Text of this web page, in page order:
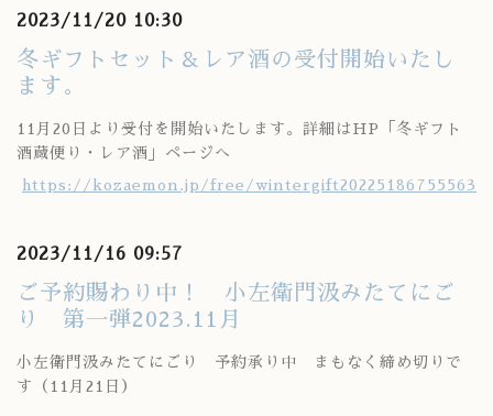
2023/11/20 10:30
冬ギフトセット＆レア酒の受付開始いたし
ます。
11月20日より受付を開始いたします。詳細はHP「冬ギフト
酒蔵便り・レア酒」ページへ
https://kozaemon.jp/free/wintergift20225186755563
2023/11/16 09:57
ご予約賜わり中！ 小左衛門汲みたてにご
り 第一弾2023.11月
小左衛門汲みたてにごり 予約承り中 まもなく締め切りで
す（11月21日）